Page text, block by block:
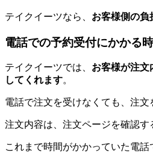
テイクイーツなら、 お客様側の負
電話での予約受付にかかる
テイクイーツでは、 お客様が注文
してくれます。
電話で注文を受けなくても、注文
注文内容は、注文ページを確認す
これまで時間がかかっていた電